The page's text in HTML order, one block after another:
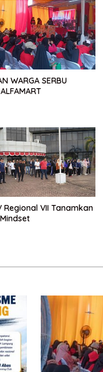
WARGA SERBU
Regional VII Tanamkan